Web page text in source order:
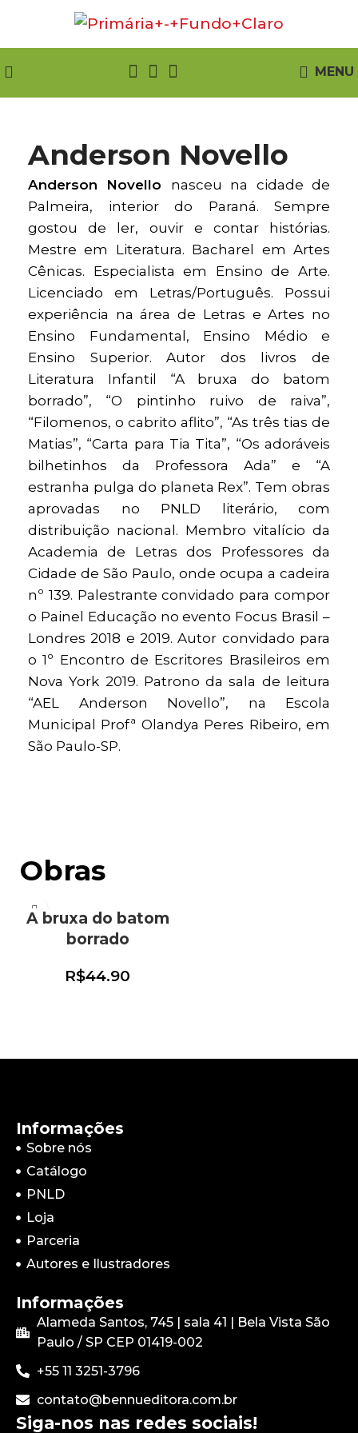
MENU
Anderson Novello
Anderson Novello nasceu na cidade de
Palmeira, interior do Paraná. Sempre
gostou de ler, ouvir e contar histórias.
Mestre em Literatura. Bacharel em Artes
Cênicas. Especialista em Ensino de Arte.
Licenciado em Letras/Português. Possui
experiência na área de Letras e Artes no
Ensino Fundamental, Ensino Médio e
Ensino Superior. Autor dos livros de
Literatura Infantil “A bruxa do batom
borrado”, “O pintinho ruivo de raiva”,
“Filomenos, o cabrito aflito”, “As três tias de
Matias”, “Carta para Tia Tita”, “Os adoráveis
bilhetinhos da Professora Ada” e “A
estranha pulga do planeta Rex”. Tem obras
aprovadas no PNLD literário, com
distribuição nacional. Membro vitalício da
Academia de Letras dos Professores da
Cidade de São Paulo, onde ocupa a cadeira
nº 139. Palestrante convidado para compor
o Painel Educação no evento Focus Brasil –
Londres 2018 e 2019. Autor convidado para
o 1º Encontro de Escritores Brasileiros em
Nova York 2019. Patrono da sala de leitura
“AEL Anderson Novello”, na Escola
Municipal Profª Olandya Peres Ribeiro, em
São Paulo-SP.
Obras
A bruxa do batom
borrado
R$44.90
Informações
Sobre nós
Catálogo
PNLD
Loja
Parceria
Autores e Ilustradores
Informações
Alameda Santos, 745 | sala 41 | Bela Vista São
Paulo / SP CEP 01419-002
+55 11 3251-3796
contato@bennueditora.com.br
Siga-nos nas redes sociais!